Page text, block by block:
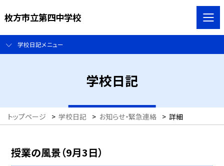
枚方市立第四中学校
学校日記メニュー
学校日記
トップページ > 学校日記 > お知らせ・緊急連絡 > 詳細
授業の風景（9月3日）